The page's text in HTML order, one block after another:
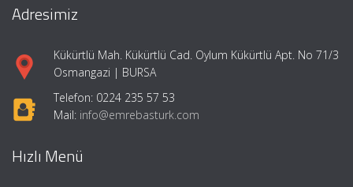
Adresimiz
Kükürtlü Mah. Kükürtlü Cad. Oylum Kükürtlü Apt. No 71/3
Osmangazi | BURSA
Telefon: 0224 235 57 53
Mail: info@emrebasturk.com
Hızlı Menü